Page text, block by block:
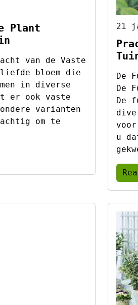
Plant
van de Vaste
bloem die
in diverse
er ook vaste
varianten
om te
21
De
De
De
u